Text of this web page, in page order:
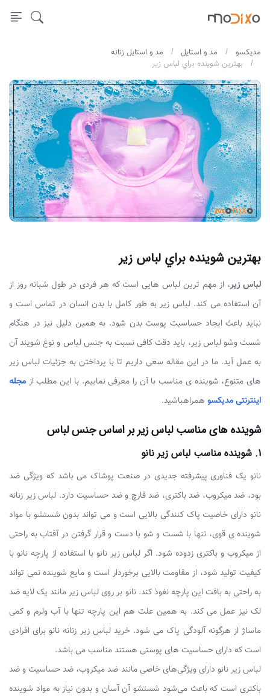
مدیکسو مد و استایل
مد و استایل زنانه
بهترين شوينده براي لباس زير
بهترين شوينده براي لباس زير
لباس زیر، از مهم ترین لباس هایی است که هر فردی در طول شبانه روز از
آن استفاده می کند. لباس زیر به طور کامل با بدن انسان در تماس است و
نباید باعث ایجاد حساسیت پوست بدن شود. به همین دلیل نیز در هنگام
شست وشو لباس زیر، باید دقت کافی نسبت به جنس لباس و نوع شویند آن
به عمل آید. ما در این مقاله سعی داریم تا با پرداختن به جزئیات لباس زیر
های متنوع، شوینده ی مناسب با آن را معرفی نماییم. با این مطلب از مجله
اینترنتی مدیکسو همراهباشید.
شوینده های مناسب لباس زیر بر اساس جنس لباس
1. شوینده مناسب لباس زیر نانو
نانو یک فناوری پیشرفته جدیدی در صنعت پوشاک می باشد که ویژگی ضد
بود، ضد میکروب، ضد باکتری، ضد قارچ و ضد حساسیت دارد. لباس زیر زنانه
نانو دارای خاصیت پاک کنندگی بالایی است و می تواند بدون شستشو با مواد
شوینده ی قوی، تنها با شست و شو با دست و قرار گرفتن در آفتاب به راحتی
از میکروب و باکتری زدوده شود. اگر لباس زیر نانو با استفاده از پارچه نانو با
کیفیت تولید شود، از مقاومت بالایی برخوردار است و مایع شوینده نمی تواند
به راحتی به بافت این پارچه نفوذ کند. نانو بر روی لباس زیر مانند یک لایه ضد
لک نیز عمل می کند. به همین علت هم این پارچه تنها با آب ولرم و کمی
ماساژ از هرگونه آلودگی پاک می شود. خرید لباس زیر زنانه نانو برای افرادی
است که دارای حساسیت های پوستی هستند مناسب می باشد.
لباس زیر نانو دارای ویژگی‌های خاصی مانند ضد میکروب، ضد حساسیت و ضد
باکتری است که باعث می‌شود شستشو آن آسان و بدون نیاز به مواد شوینده